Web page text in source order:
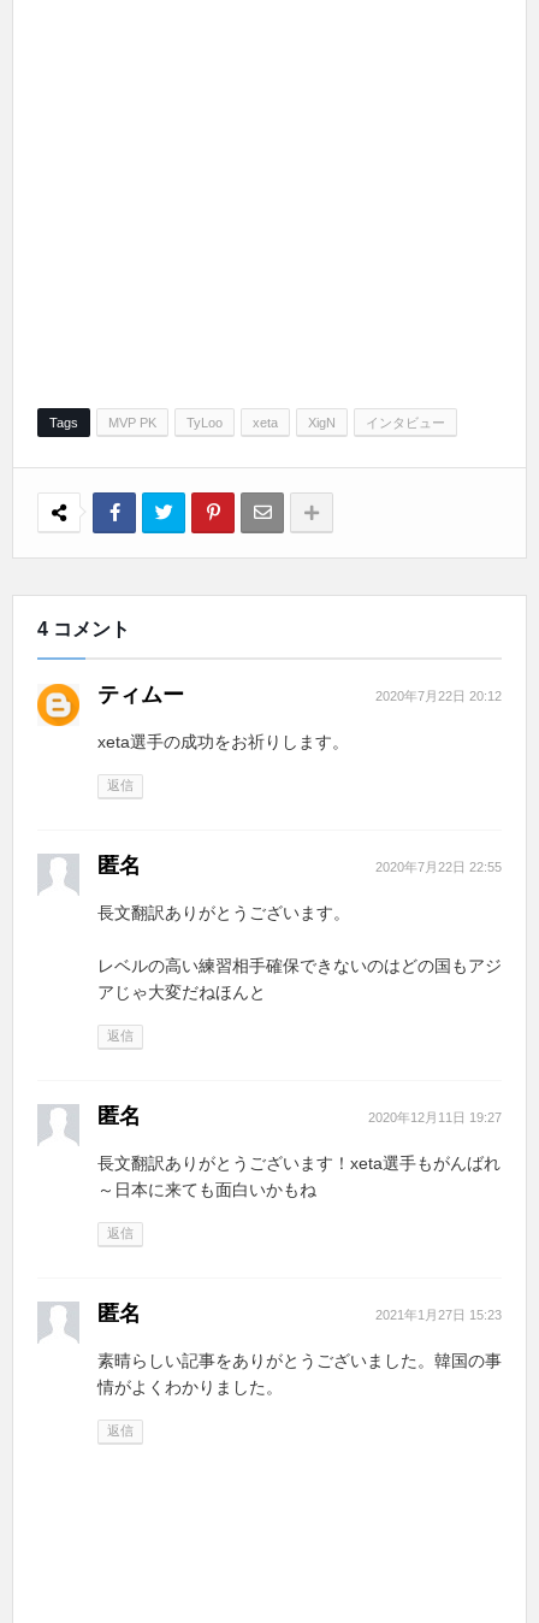
Tags MVP PK TyLoo xeta XigN インタビュー
4 コメント
ティムー 2020年7月22日 20:12
xeta選手の成功をお祈りします。
返信
匿名 2020年7月22日 22:55
長文翻訳ありがとうございます。
レベルの高い練習相手確保できないのはどの国もアジ
アじゃ大変だねほんと
返信
匿名 2020年12月11日 19:27
長文翻訳ありがとうございます！xeta選手もがんばれ
～日本に来ても面白いかもね
返信
匿名 2021年1月27日 15:23
素晴らしい記事をありがとうございました。韓国の事
情がよくわかりました。
返信